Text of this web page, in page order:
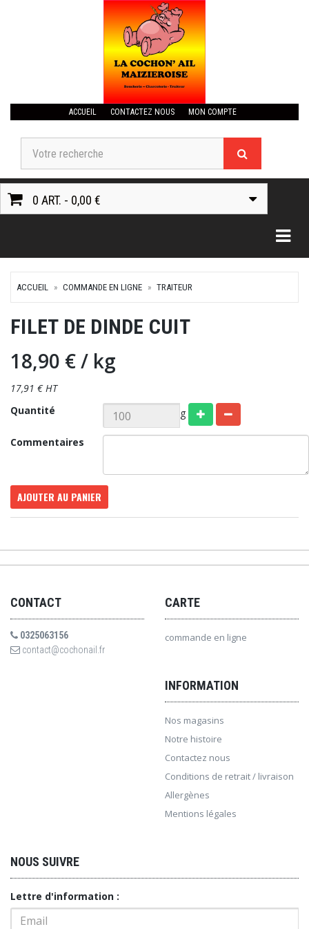
ACCUEIL CONTACTEZ NOUS MON COMPTE
0 ART. - 0,00 €
ACCUEIL COMMANDE EN LIGNE TRAITEUR
FILET DE DINDE CUIT
18,90 €/ kg
17,91 € HT
Quantité
g
Commentaires
AJOUTER AU PANIER
CONTACT
0325063156
contact@cochonail.fr
CARTE
commande en ligne
INFORMATION
Nos magasins
Notre histoire
Contactez nous
Conditions de retrait / livraison
Allergènes
Mentions légales
NOUS SUIVRE
Lettre d'information :